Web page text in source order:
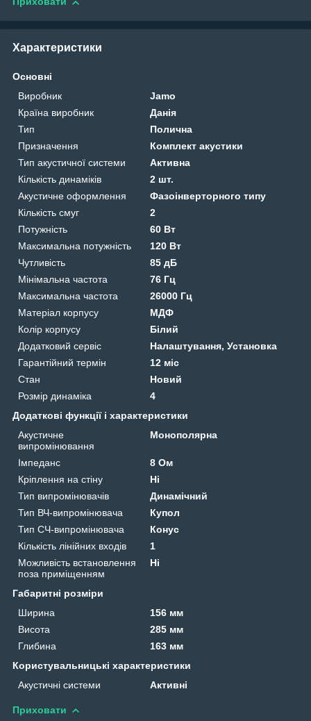
Характеристики
Основні
Виробник
Jamo
Країна виробник
Данія
Тип
Полична
Призначення
Комплект акустики
Тип акустичної системи
Активна
Кількість динаміків
2 шт.
Акустичне оформлення
Фазоінверторного типу
Кількість смуг
2
Потужність
60 Вт
Максимальна потужність
120 Вт
Чутливість
85 дБ
Мінімальна частота
76 Гц
Максимальна частота
26000 Гц
Матеріал корпусу
МДФ
Колір корпусу
Білий
Додатковий сервіс
Налаштування, Установка
Гарантійний термін
12 міс
Стан
Новий
Розмір динаміка
4
Додаткові функції і характеристики
Акустичне
випромінювання
Монополярна
Імпеданс
8 Ом
Кріплення на стіну
Ні
Тип випромінювачів
Динамічний
Тип ВЧ-випромінювача
Купол
Тип СЧ-випромінювача
Конус
Кількість лінійних входів
1
Можливість встановлення
поза приміщенням
Ні
Габаритні розміри
Ширина
156 мм
Висота
285 мм
Глибина
163 мм
Користувальницькі характеристики
Акустичні системи
Активні
Приховати